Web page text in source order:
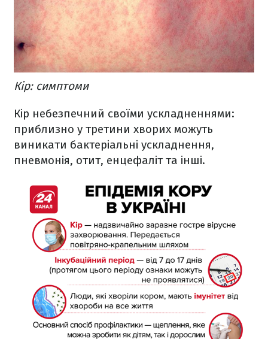
Кір: симптоми
Кір небезпечний своїми ускладненнями:
приблизно у третини хворих можуть
виникати бактеріальні ускладнення,
пневмонія, отит, енцефаліт та інші.